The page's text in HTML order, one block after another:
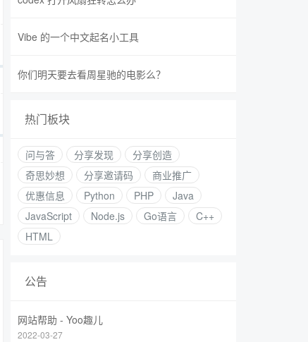
Vibe 的一个中文起名小工具
你们明天要去看周星驰的电影么？
热门板块
问与答 分享发现
分享创造
奇思妙想
分享邀请码
商业推广
优惠信息
Python PHP
Java
JavaScript
Node.js Go语言
C++
HTML
公告
网站帮助 - Yoo趣儿
2022-03-27